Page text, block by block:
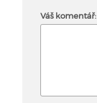
Váš komentář: